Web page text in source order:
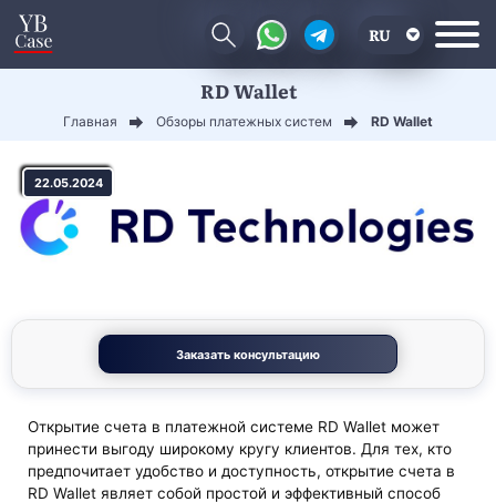
RU
RD Wallet
Главная Обзоры платежных систем RD Wallet
22.05.2024
Заказать консультацию
Открытие счета в платежной системе RD Wallet может
принести выгоду широкому кругу клиентов. Для тех, кто
предпочитает удобство и доступность, открытие счета в
RD Wallet являет собой простой и эффективный способ